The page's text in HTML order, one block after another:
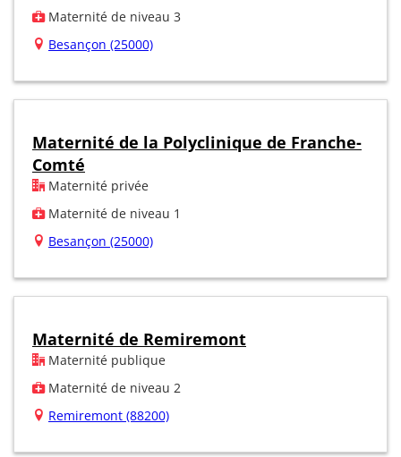
Maternité de niveau 3
Besançon (25000)
Maternité de la Polyclinique de Franche-
Comté
Maternité privée
Maternité de niveau 1
Besançon (25000)
Maternité de Remiremont
Maternité publique
Maternité de niveau 2
Remiremont (88200)